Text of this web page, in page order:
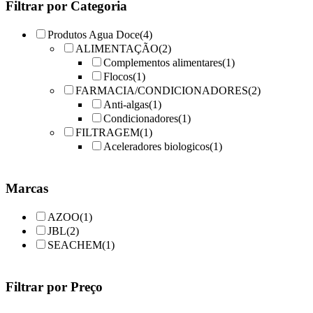
chosen
the
product
Filtrar por Categoria
Produtos Agua Doce(4)
ALIMENTAÇÃO(2)
Complementos alimentares(1)
Flocos(1)
FARMACIA/CONDICIONADORES(2)
Anti-algas(1)
Condicionadores(1)
FILTRAGEM(1)
Aceleradores biologicos(1)
Marcas
AZOO(1)
JBL(2)
SEACHEM(1)
Filtrar por Preço